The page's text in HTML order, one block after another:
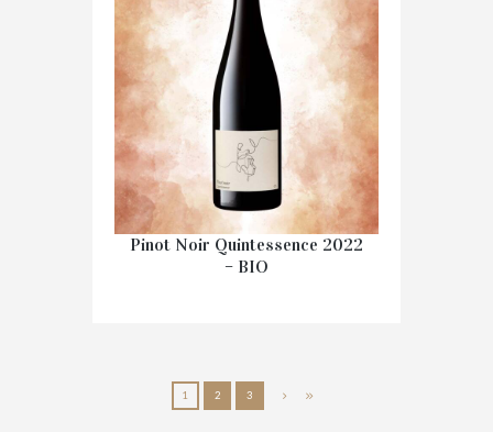
Pinot Noir Quintessence 2022
– BIO
1 2 3